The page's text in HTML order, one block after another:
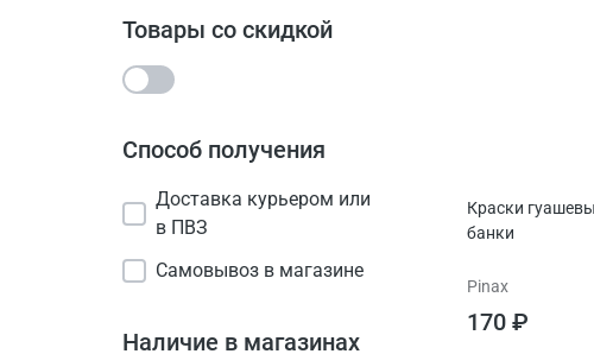
Товары со скидкой
Способ получения
Доставка курьером или
в ПВЗ
Самовывоз в магазине
Наличие в магазинах
Краски
банки
Pinax
170 ₽